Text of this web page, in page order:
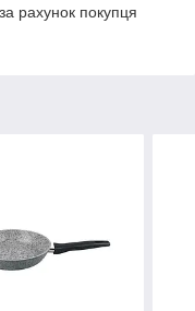
рахунок покупця